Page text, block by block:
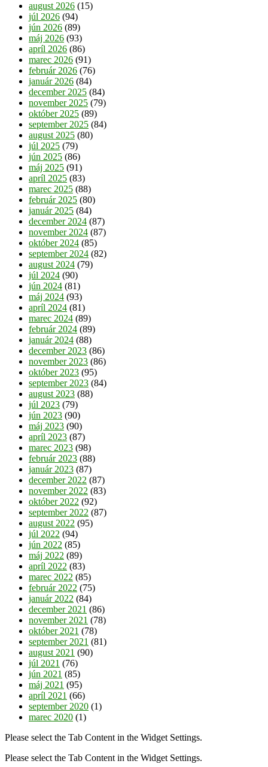
august 2026 (15)
júl 2026 (94)
jún 2026 (89)
máj 2026 (93)
apríl 2026 (86)
marec 2026 (91)
február 2026 (76)
január 2026 (84)
december 2025 (84)
november 2025 (79)
október 2025 (89)
september 2025 (84)
august 2025 (80)
júl 2025 (79)
jún 2025 (86)
máj 2025 (91)
apríl 2025 (83)
marec 2025 (88)
február 2025 (80)
január 2025 (84)
december 2024 (87)
november 2024 (87)
október 2024 (85)
september 2024 (82)
august 2024 (79)
júl 2024 (90)
jún 2024 (81)
máj 2024 (93)
apríl 2024 (81)
marec 2024 (89)
február 2024 (89)
január 2024 (88)
december 2023 (86)
november 2023 (86)
október 2023 (95)
september 2023 (84)
august 2023 (88)
júl 2023 (79)
jún 2023 (90)
máj 2023 (90)
apríl 2023 (87)
marec 2023 (98)
február 2023 (88)
január 2023 (87)
december 2022 (87)
november 2022 (83)
október 2022 (92)
september 2022 (87)
august 2022 (95)
júl 2022 (94)
jún 2022 (85)
máj 2022 (89)
apríl 2022 (83)
marec 2022 (85)
február 2022 (75)
január 2022 (84)
december 2021 (86)
november 2021 (78)
október 2021 (78)
september 2021 (81)
august 2021 (90)
júl 2021 (76)
jún 2021 (85)
máj 2021 (95)
apríl 2021 (66)
september 2020 (1)
marec 2020 (1)
Please select the Tab Content in the Widget Settings.
Please select the Tab Content in the Widget Settings.